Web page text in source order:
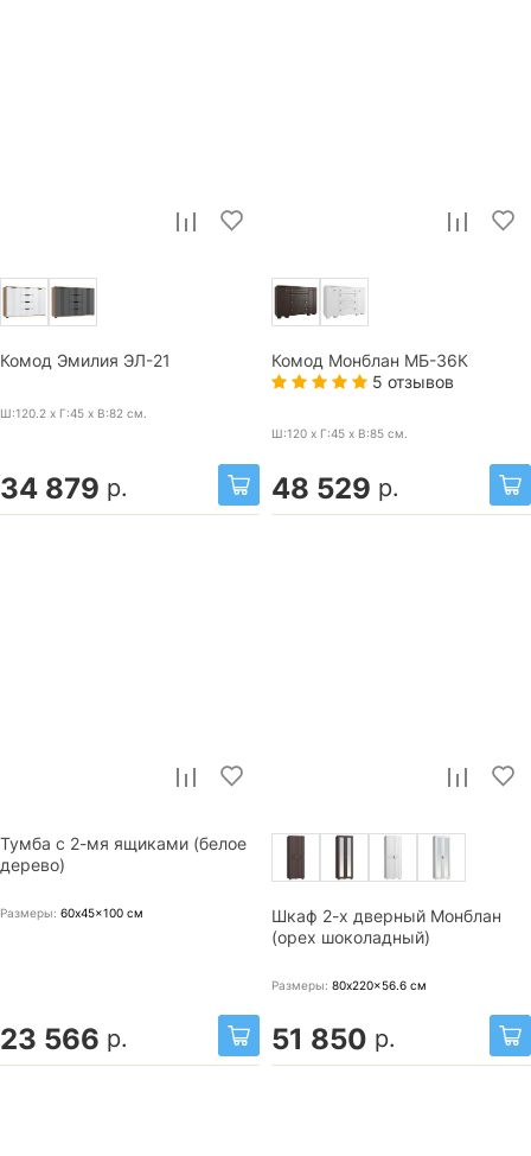
Комод Эмилия ЭЛ-21
Ш:120.2 x Г:45 x В:82 см.
34 879 р.
Комод Монблан МБ-36К
5 отзывов
Ш:120 x Г:45 x В:85 см.
48 529 р.
Тумба с 2-мя ящиками (белое
дерево)
Размеры: 60x45x100 см
23 566 р.
Шкаф 2-х дверный Монблан
(орех шоколадный)
Размеры: 80x220x56.6 см
51 850 р.